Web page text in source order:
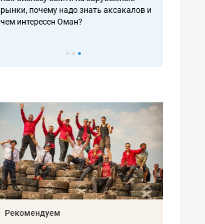
рынки, почему надо знать аксакалов и
чем интересен Оман?
Рекомендуем